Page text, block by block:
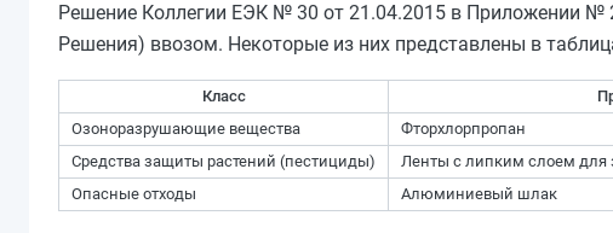
Решение Коллегии ЕЭК № 30 от 21.04.2015 в Приложении №
Решения) ввозом. Некоторые из них представлены в
Класс
Озоноразрушающие вещества
Фторхлорпропан
Средства защиты растений (пестициды)
Ленты с липким слоем для
Опасные отходы
Алюминиевый шлак